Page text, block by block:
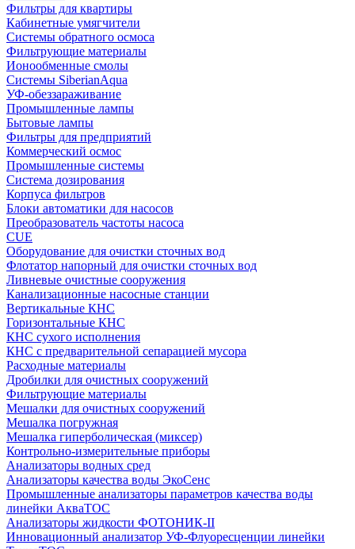
Фильтры для квартиры
Кабинетные умягчители
Системы обратного осмоса
Фильтрующие материалы
Ионообменные смолы
Системы SiberianAqua
УФ-обеззараживание
Промышленные лампы
Бытовые лампы
Фильтры для предприятий
Коммерческий осмос
Промышленные системы
Система дозирования
Корпуса фильтров
Блоки автоматики для насосов
Преобразователь частоты насоса
CUE
Оборудование для очистки сточных вод
Флотатор напорный для очистки сточных вод
Ливневые очистные сооружения
Канализационные насосные станции
Вертикальные КНС
Горизонтальные КНС
КНС сухого исполнения
КНС с предварительной сепарацией мусора
Расходные материалы
Дробилки для очистных сооружений
Фильтрующие материалы
Мешалки для очистных сооружений
Мешалка погружная
Мешалка гиперболическая (миксер)
Контрольно-измерительные приборы
Анализаторы водных сред
Анализаторы качества воды ЭкоСенс
Промышленные анализаторы параметров качества воды
линейки АкваТОС
Анализаторы жидкости ФОТОНИК-II
Инновационный анализатор УФ-Флуоресценции линейки